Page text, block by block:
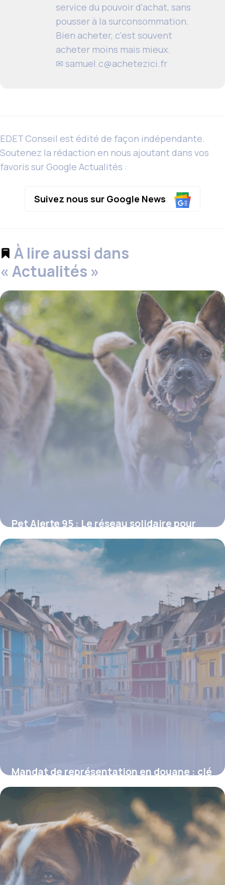
service du pouvoir d'achat, sans
pousser à la surconsommation.
Bien acheter, c'est souvent
acheter moins mais mieux.
✉ samuel.c@achetezici.fr
EDET Conseil est édité de façon indépendante.
Soutenez la rédaction en nous ajoutant dans vos
favoris sur Google Actualités :
Suivez nous sur Google News
À lire aussi dans
« Actualités »
Pet Alerte 95 : Le réseau solidaire pour
retrouver les animaux perdus dans le Val-
d’Oise
19 juin 2026
Mandat de représentation en douane : clé
de voûte de la conformité aux formalités
douanières
16 juin 2026